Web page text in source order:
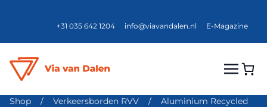
+31 035 642 1204 info@viavandalen.nl E-Magazine
Shop / Verkeersborden RVV /
Aluminium Recycled